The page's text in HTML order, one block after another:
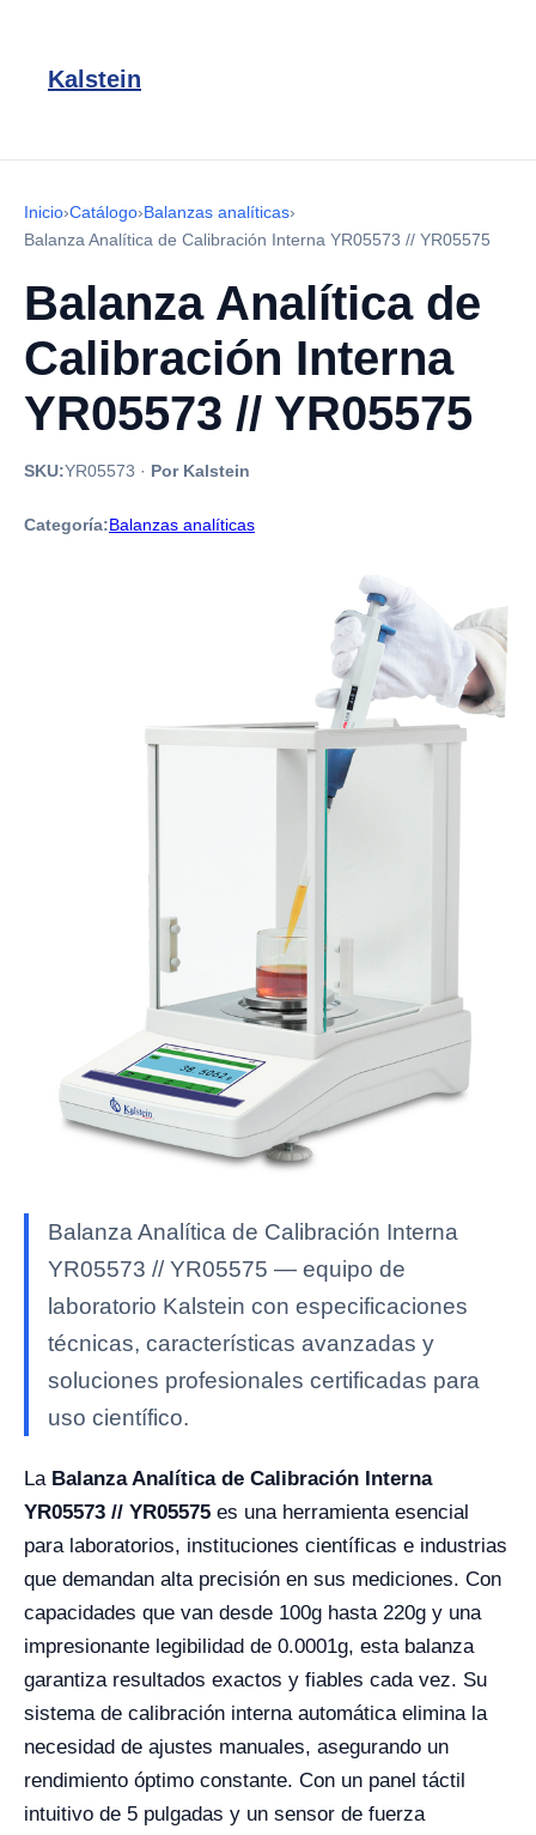
Kalstein
Inicio›Catálogo›Balanzas analíticas›
Balanza Analítica de Calibración Interna YR05573 // YR05575
Balanza Analítica de
Calibración Interna
YR05573 // YR05575
SKU:YR05573 · Por Kalstein
Categoría:Balanzas analíticas
Balanza Analítica de Calibración Interna
YR05573 // YR05575 — equipo de
laboratorio Kalstein con especificaciones
técnicas, características avanzadas y
soluciones profesionales certificadas para
uso científico.
La Balanza Analítica de Calibración Interna
YR05573 // YR05575 es una herramienta esencial
para laboratorios, instituciones científicas e industrias
que demandan alta precisión en sus mediciones. Con
capacidades que van desde 100g hasta 220g y una
impresionante legibilidad de 0.0001g, esta balanza
garantiza resultados exactos y fiables cada vez. Su
sistema de calibración interna automática elimina la
necesidad de ajustes manuales, asegurando un
rendimiento óptimo constante. Con un panel táctil
intuitivo de 5 pulgadas y un sensor de fuerza